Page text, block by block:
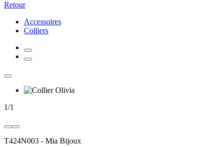
Retour
Accessoires
Colliers
1/1
T424N003 - Mia Bijoux